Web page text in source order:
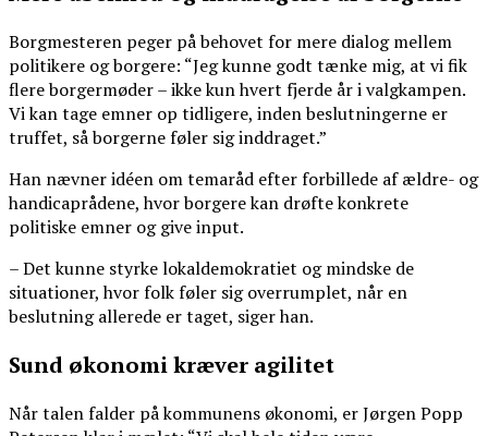
Borgmesteren peger på behovet for mere dialog mellem
politikere og borgere: “Jeg kunne godt tænke mig, at vi fik
flere borgermøder – ikke kun hvert fjerde år i valgkampen.
Vi kan tage emner op tidligere, inden beslutningerne er
truffet, så borgerne føler sig inddraget.”
Han nævner idéen om temaråd efter forbillede af ældre- og
handicaprådene, hvor borgere kan drøfte konkrete
politiske emner og give input.
– Det kunne styrke lokaldemokratiet og mindske de
situationer, hvor folk føler sig overrumplet, når en
beslutning allerede er taget, siger han.
Sund økonomi kræver agilitet
Når talen falder på kommunens økonomi, er Jørgen Popp